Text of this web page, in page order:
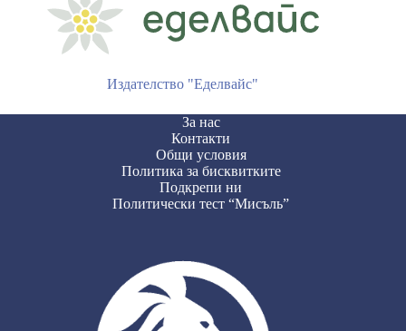
Издателство "Еделвайс"
За нас
Контакти
Общи условия
Политика за бисквитките
Подкрепи ни
Политически тест “Мисъль”